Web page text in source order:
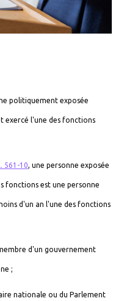
politiquement exposée
exercé l'une des fonctions
561-10, une personne exposée
fonctions est une personne
d'un an l'une des fonctions
d'un gouvernement
;
nationale ou du Parlement